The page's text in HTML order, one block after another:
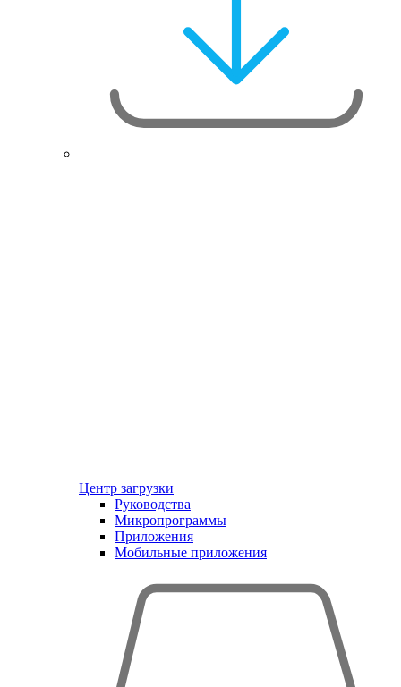
Центр загрузки
Руководства
Микропрограммы
Приложения
Мобильные приложения